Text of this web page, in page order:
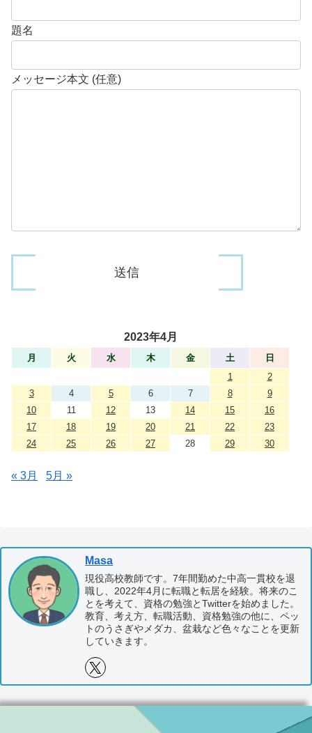
題名
メッセージ本文 (任意)
2023年4月
月 火 水 木 金 土
日
1
2
3
4 5 6 7 8
9
10
11 12 13 14 15
16
17
18 19 20 21 22
23
24
25 26 27 28 29 30
« 3月 5月 »
Masa
現役高校教師です。7年間勤めた中高一貫校を退
職し、2022年4月に転職と転居を経験。将来のこ
とを考えて、資格の勉強とTwitterを始めました。
教育、考え方、転職活動、資格勉強の他に、ペッ
トのうさぎやメダカ、盆栽など色々なことを更新
していきます。